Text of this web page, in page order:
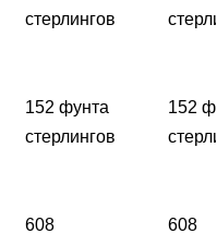
стерлингов
152 фунта
стерлингов
152
608
608